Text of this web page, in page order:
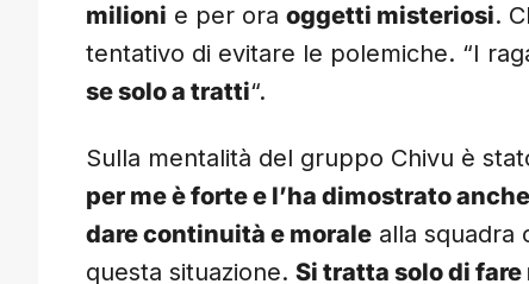
milioni e per ora oggetti misteriosi.
tentativo di evitare le polemiche. “I
se solo a tratti“.
Sulla mentalità del gruppo Chivu è
per me è forte e l’ha dimostrato
dare continuità e morale alla squadra
questa situazione. Si tratta solo di